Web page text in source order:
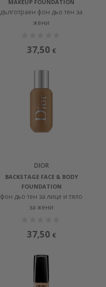
MAKEUP FOUNDATION
дълготраен фон дьо тен за
жени
37,50 €
DIOR
BACKSTAGE FACE & BODY
FOUNDATION
фон дьо тен за лице и тяло
за жени
37,50 €